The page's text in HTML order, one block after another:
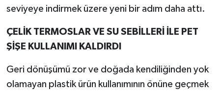
seviyeye indirmek üzere yeni bir adım daha attı.
ÇELİK TERMOSLAR VE SU SEBİLLERİ İLE PET
ŞİŞE KULLANIMI KALDIRDI
Geri dönüşümü zor ve doğada kendiliğinden yok
olamayan plastik ürün kullanımının önüne geçmek